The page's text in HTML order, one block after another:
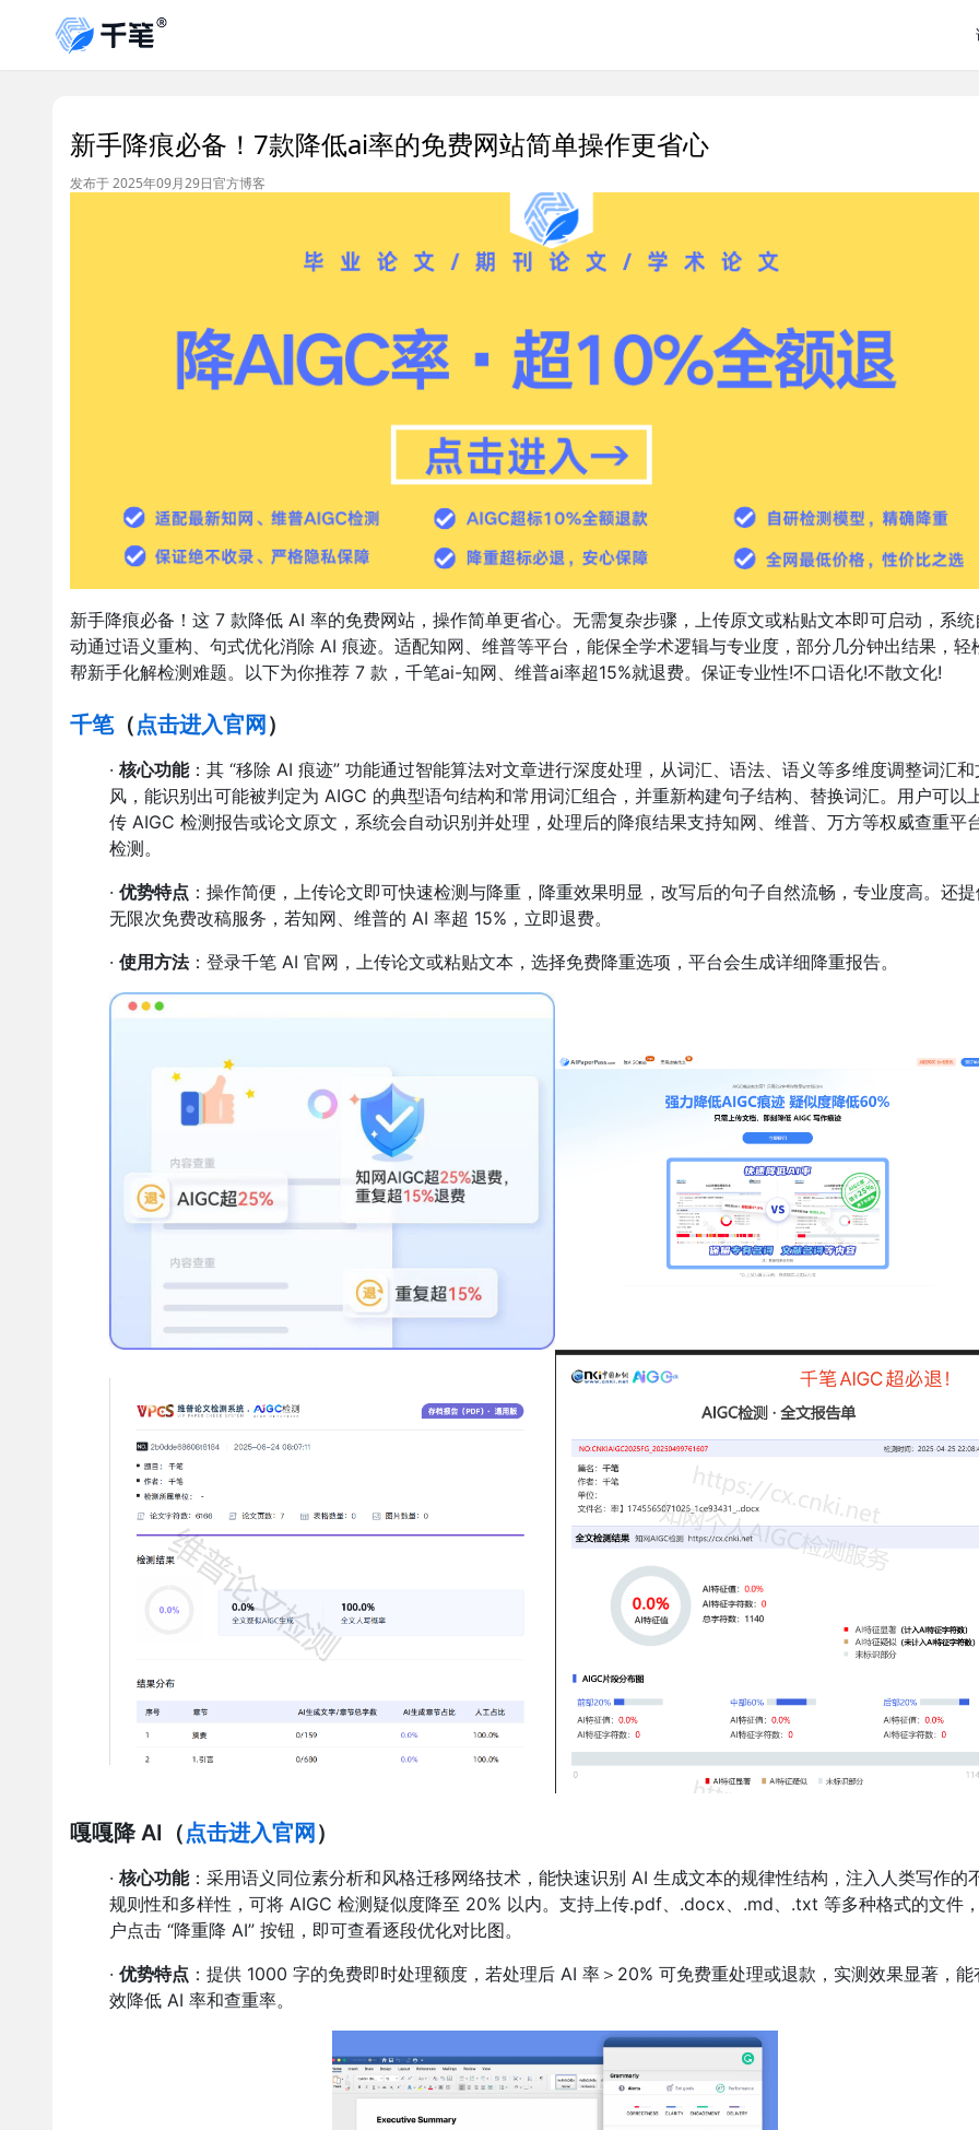
新手降痕必备！7款降低ai率的免费网站简单操作更省心
发布于 2025年09月29日官方博客
新手降痕必备！这 7 款降低 AI 率的免费网站，操作简单更省心。无需复杂步骤，上传原文或粘贴文本即可启动，系统
动通过语义重构、句式优化消除 AI 痕迹。适配知网、维普等平台，能保全学术逻辑与专业度，部分几分钟出结果，轻
帮新手化解检测难题。以下为你推荐 7 款，千笔ai-知网、维普ai率超15%就退费。保证专业性!不口语化!不散文化!
千笔（点击进入官网 ）
· 核心功能：其 “移除 AI 痕迹” 功能通过智能算法对文章进行深度处理，从词汇、语法、语义等多维度调整词汇和
风，能识别出可能被判定为 AIGC 的典型语句结构和常用词汇组合，并重新构建句子结构、替换词汇。用户可以
传 AIGC 检测报告或论文原文，系统会自动识别并处理，处理后的降痕结果支持知网、维普、万方等权威查重平
检测。
· 优势特点 ：操作简便，上传论文即可快速检测与降重，降重效果明显，改写后的句子自然流畅，专业度高。还
无限次免费改稿服务，若知网、维普的 AI 率超 15%，立即退费。
· 使用方法：登录千笔 AI 官网，上传论文或粘贴文本，选择免费降重选项，平台会生成详细降重报告。
嘎嘎降 AI （点击进入官网 ）
· 核心功能：采用语义同位素分析和风格迁移网络技术，能快速识别 AI 生成文本的规律性结构，注入人类写作的
规则性和多样性，可将 AIGC 检测疑似度降至 20% 以内。支持上传.pdf、.docx、.md、.txt 等多种格式的文件
户点击 “降重降 AI” 按钮，即可查看逐段优化对比图。
· 优势特点 ：提供 1000 字的免费即时处理额度，若处理后 AI 率＞20% 可免费重处理或退款，实测效果显著，能
效降低 AI 率和查重率。